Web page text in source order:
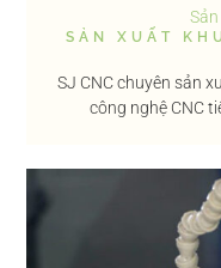
SẢN XUẤT
SJ CNC chuyên sản
công nghệ CNC